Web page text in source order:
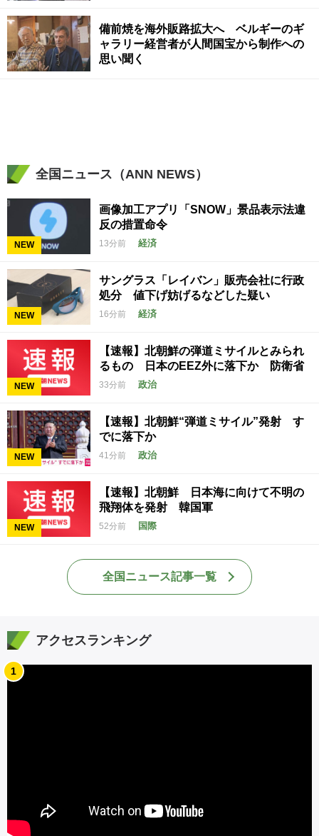
備前焼を海外販路拡大へ ベルギーのギ
ャラリー経営者が人間国宝から制作への
思い聞く
全国ニュース（ANN NEWS）
NEW
画像加工アプリ「SNOW」景品表示法違
反の措置命令
13分前 経済
NEW
サングラス「レイバン」販売会社に行政
処分 値下げ妨げるなどした疑い
16分前 経済
NEW
【速報】北朝鮮の弾道ミサイルとみられ
るもの 日本のEEZ外に落下か 防衛省
33分前 政治
NEW
【速報】北朝鮮“弾道ミサイル”発射 す
でに落下か
41分前 政治
NEW
【速報】北朝鮮 日本海に向けて不明の
飛翔体を発射 韓国軍
52分前 国際
全国ニュース記事一覧
アクセスランキング
1